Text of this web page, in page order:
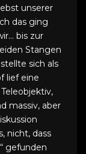
unserer
das ging
bis zur
Stangen
sich als
lief eine
massiv, aber
nicht, dass
gefunden